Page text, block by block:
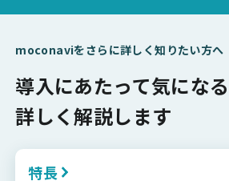
moconaviをさらに詳しく知りたい方へ
導入にあたって気にな
詳しく解説します
特長